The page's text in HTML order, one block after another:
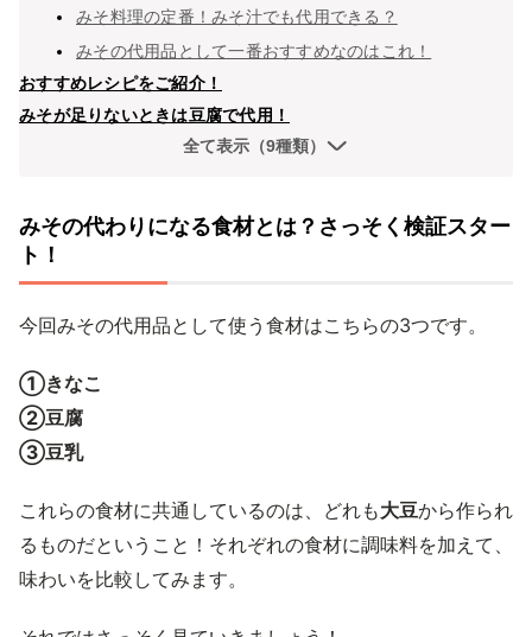
みそ料理の定番！みそ汁でも代用できる？
みその代用品として一番おすすめなのはこれ！
おすすめレシピをご紹介！
みそが足りないときは豆腐で代用！
全て表示（9種類）
みその代わりになる食材とは？さっそく検証スター
ト！
今回みその代用品として使う食材はこちらの3つです。
①きなこ
②豆腐
③豆乳
これらの食材に共通しているのは、どれも大豆から作られ
るものだということ！それぞれの食材に調味料を加えて、
味わいを比較してみます。